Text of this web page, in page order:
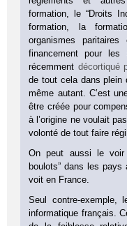
formation, le “Droits
formation, la
organismes
financement pour les
récemment décortiqué
de tout cela dans plein
même autant. C’est
être créée pour
à l’origine ne voulait
volonté de tout faire
On peut aussi le voir
boulots” dans les pays
voit en France.
Seul contre-exemple,
informatique français.